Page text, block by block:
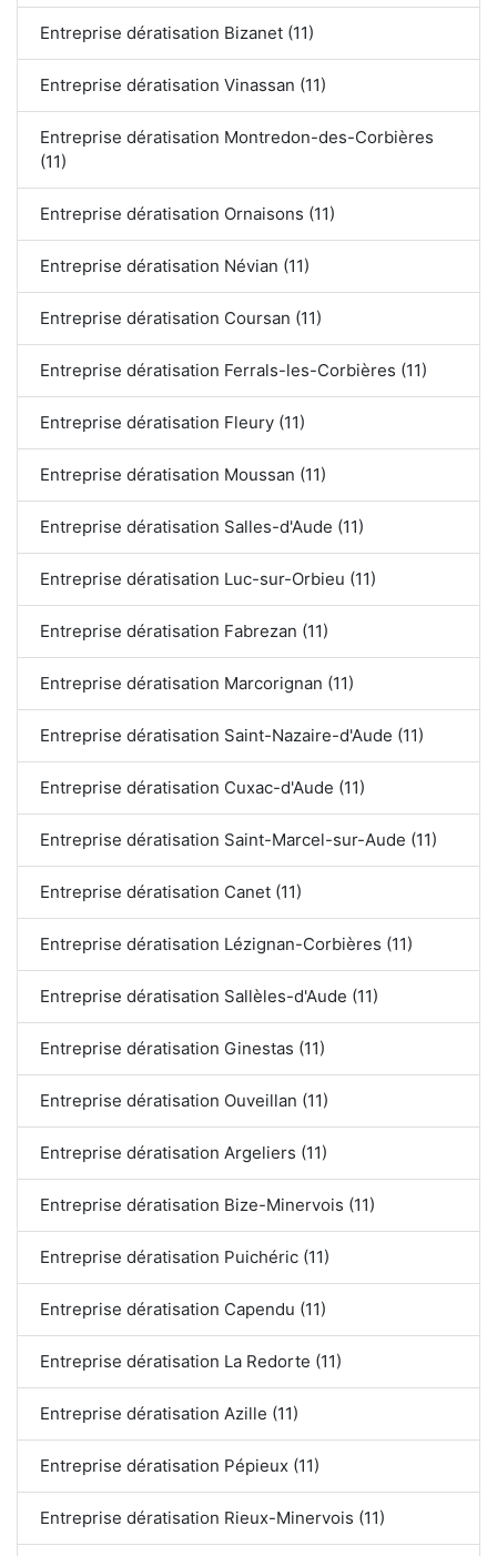
Entreprise dératisation Bizanet (11)
Entreprise dératisation Vinassan (11)
Entreprise dératisation Montredon-des-Corbières
(11)
Entreprise dératisation Ornaisons (11)
Entreprise dératisation Névian (11)
Entreprise dératisation Coursan (11)
Entreprise dératisation Ferrals-les-Corbières (11)
Entreprise dératisation Fleury (11)
Entreprise dératisation Moussan (11)
Entreprise dératisation Salles-d'Aude (11)
Entreprise dératisation Luc-sur-Orbieu (11)
Entreprise dératisation Fabrezan (11)
Entreprise dératisation Marcorignan (11)
Entreprise dératisation Saint-Nazaire-d'Aude (11)
Entreprise dératisation Cuxac-d'Aude (11)
Entreprise dératisation Saint-Marcel-sur-Aude (11)
Entreprise dératisation Canet (11)
Entreprise dératisation Lézignan-Corbières (11)
Entreprise dératisation Sallèles-d'Aude (11)
Entreprise dératisation Ginestas (11)
Entreprise dératisation Ouveillan (11)
Entreprise dératisation Argeliers (11)
Entreprise dératisation Bize-Minervois (11)
Entreprise dératisation Puichéric (11)
Entreprise dératisation Capendu (11)
Entreprise dératisation La Redorte (11)
Entreprise dératisation Azille (11)
Entreprise dératisation Pépieux (11)
Entreprise dératisation Rieux-Minervois (11)